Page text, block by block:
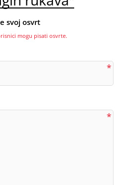
svoj osvrt
mogu pisati osvrte.
*
*